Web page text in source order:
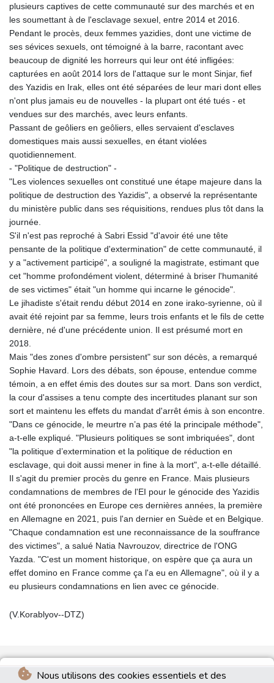
Nous utilisons des cookies essentiels et des
plusieurs captives de cette communauté sur des marchés et en
les soumettant à de l'esclavage sexuel, entre 2014 et 2016.
Pendant le procès, deux femmes yazidies, dont une victime de
ses sévices sexuels, ont témoigné à la barre, racontant avec
beaucoup de dignité les horreurs qui leur ont été infligées:
capturées en août 2014 lors de l'attaque sur le mont Sinjar, fief
des Yazidis en Irak, elles ont été séparées de leur mari dont elles
n'ont plus jamais eu de nouvelles - la plupart ont été tués - et
vendues sur des marchés, avec leurs enfants.
Passant de geôliers en geôliers, elles servaient d'esclaves
domestiques mais aussi sexuelles, en étant violées
quotidiennement.
- "Politique de destruction" -
"Les violences sexuelles ont constitué une étape majeure dans la
politique de destruction des Yazidis", a observé la représentante
du ministère public dans ses réquisitions, rendues plus tôt dans la
journée.
S'il n'est pas reproché à Sabri Essid "d'avoir été une tête
pensante de la politique d'extermination" de cette communauté, il
y a "activement participé", a souligné la magistrate, estimant que
cet "homme profondément violent, déterminé à briser l'humanité
de ses victimes" était "un homme qui incarne le génocide".
Le jihadiste s'était rendu début 2014 en zone irako-syrienne, où il
avait été rejoint par sa femme, leurs trois enfants et le fils de cette
dernière, né d'une précédente union. Il est présumé mort en
2018.
Mais "des zones d'ombre persistent" sur son décès, a remarqué
Sophie Havard. Lors des débats, son épouse, entendue comme
témoin, a en effet émis des doutes sur sa mort. Dans son verdict,
la cour d'assises a tenu compte des incertitudes planant sur son
sort et maintenu les effets du mandat d'arrêt émis à son encontre.
"Dans ce génocide, le meurtre n’a pas été la principale méthode",
a-t-elle expliqué. "Plusieurs politiques se sont imbriquées", dont
"la politique d’extermination et la politique de réduction en
esclavage, qui doit aussi mener in fine à la mort", a-t-elle détaillé.
Il s'agit du premier procès du genre en France. Mais plusieurs
condamnations de membres de l'EI pour le génocide des Yazidis
ont été prononcées en Europe ces dernières années, la première
en Allemagne en 2021, puis l'an dernier en Suède et en Belgique.
"Chaque condamnation est une reconnaissance de la souffrance
des victimes", a salué Natia Navrouzov, directrice de l'ONG
Yazda. "C'est un moment historique, on espère que ça aura un
effet domino en France comme ça l'a eu en Allemagne", où il y a
eu plusieurs condamnations en lien avec ce génocide.
(V.Korablyov--DTZ)